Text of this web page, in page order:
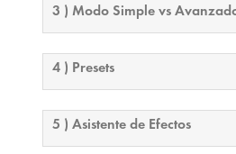
3 ) Modo Simple vs
4 ) Presets
5 ) Asistente de Efectos